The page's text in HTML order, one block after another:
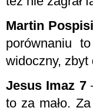
Martin
porównaniu
widoczny, zbyt
Jesus Imaz 7
to za mało.